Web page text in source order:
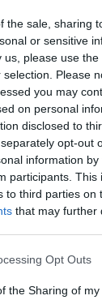
the sale, sharing
or sensitive
please use
Please
you may
on personal
disclosed to
opt-out
information
participants.
to third parties on
that may further
app uses
usage
Opt Outs
the Sharing of my
- Τι τρώμε
της
κατά 37%